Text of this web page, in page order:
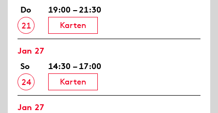
Do
21
19:00 – 21:30
Karten
Jan 27
So
24
14:30 – 17:00
Karten
Jan 27